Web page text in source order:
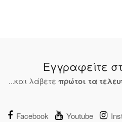
Εγγραφείτε
...και λάβετε πρώτοι τα
Facebook Youtube